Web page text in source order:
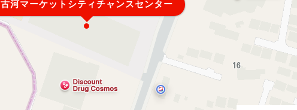
古河マーケットシティチャンスセンター